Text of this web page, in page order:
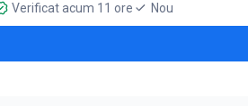
Verificat acum 11 ore Nou